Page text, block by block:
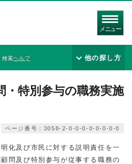
メニュー
検索ヘルプ 他の探し方
・特別参与の職務実施
ページ番号：3058-2-0-0-0-0-0-0-0-0
化及び市民に対する説明責任を一
問及び特別参与が従事する職務の